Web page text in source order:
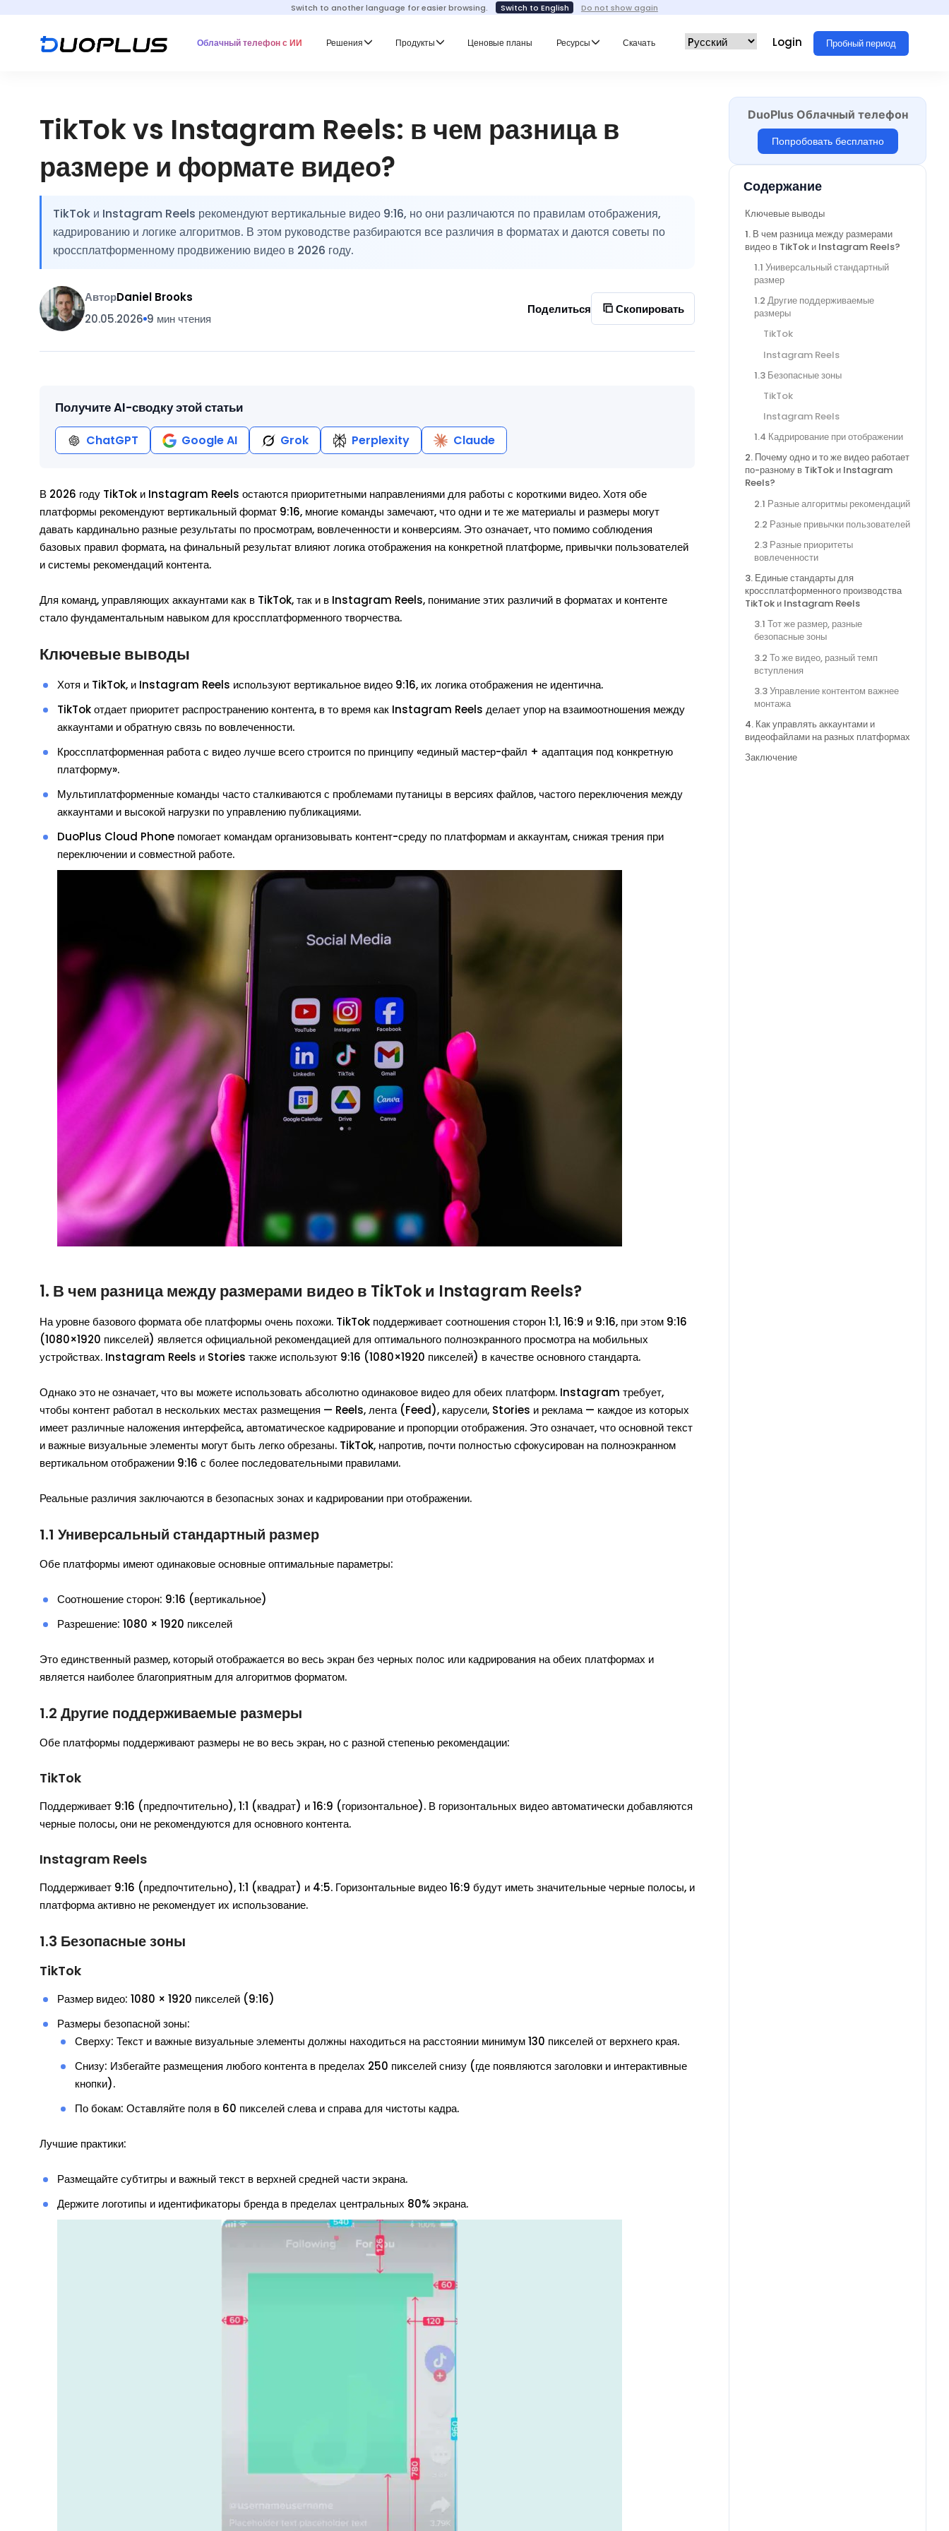
Switch to another language for easier browsing. Switch to English Do not show again
Облачный телефон с ИИ Решения Продукты Ценовые планы Ресурсы Скачать Login Пробный период
TikTok vs Instagram Reels: в чем разница в
размере и формате видео?
TikTok и Instagram Reels рекомендуют вертикальные видео 9:16, но они различаются по правилам отображения,
кадрированию и логике алгоритмов. В этом руководстве разбираются все различия в форматах и даются советы по
кроссплатформенному продвижению видео в 2026 году.
АвторDaniel Brooks
20.05.2026 9 мин чтения
Поделиться Скопировать
Получите AI-сводку этой статьи
ChatGPT Google AI Grok Perplexity Claude
В 2026 году TikTok и Instagram Reels остаются приоритетными направлениями для работы с короткими видео. Хотя обе
платформы рекомендуют вертикальный формат 9:16, многие команды замечают, что одни и те же материалы и размеры могут
давать кардинально разные результаты по просмотрам, вовлеченности и конверсиям. Это означает, что помимо соблюдения
базовых правил формата, на финальный результат влияют логика отображения на конкретной платформе, привычки пользователей
и системы рекомендаций контента.
Для команд, управляющих аккаунтами как в TikTok, так и в Instagram Reels, понимание этих различий в форматах и контенте
стало фундаментальным навыком для кроссплатформенного творчества.
Ключевые выводы
Хотя и TikTok, и Instagram Reels используют вертикальное видео 9:16, их логика отображения не идентична.
TikTok отдает приоритет распространению контента, в то время как Instagram Reels делает упор на взаимоотношения между
аккаунтами и обратную связь по вовлеченности.
Кроссплатформенная работа с видео лучше всего строится по принципу «единый мастер-файл + адаптация под конкретную
платформу».
Мультиплатформенные команды часто сталкиваются с проблемами путаницы в версиях файлов, частого переключения между
аккаунтами и высокой нагрузки по управлению публикациями.
DuoPlus Cloud Phone помогает командам организовывать контент-среду по платформам и аккаунтам, снижая трения при
переключении и совместной работе.
1. В чем разница между размерами видео в TikTok и Instagram Reels?
На уровне базового формата обе платформы очень похожи. TikTok поддерживает соотношения сторон 1:1, 16:9 и 9:16, при этом 9:16
(1080×1920 пикселей) является официальной рекомендацией для оптимального полноэкранного просмотра на мобильных
устройствах. Instagram Reels и Stories также используют 9:16 (1080×1920 пикселей) в качестве основного стандарта.
Однако это не означает, что вы можете использовать абсолютно одинаковое видео для обеих платформ. Instagram требует,
чтобы контент работал в нескольких местах размещения — Reels, лента (Feed), карусели, Stories и реклама — каждое из которых
имеет различные наложения интерфейса, автоматическое кадрирование и пропорции отображения. Это означает, что основной текст
и важные визуальные элементы могут быть легко обрезаны. TikTok, напротив, почти полностью сфокусирован на полноэкранном
вертикальном отображении 9:16 с более последовательными правилами.
Реальные различия заключаются в безопасных зонах и кадрировании при отображении.
1.1 Универсальный стандартный размер
Обе платформы имеют одинаковые основные оптимальные параметры:
Соотношение сторон: 9:16 (вертикальное)
Разрешение: 1080 × 1920 пикселей
Это единственный размер, который отображается во весь экран без черных полос или кадрирования на обеих платформах и
является наиболее благоприятным для алгоритмов форматом.
1.2 Другие поддерживаемые размеры
Обе платформы поддерживают размеры не во весь экран, но с разной степенью рекомендации:
TikTok
Поддерживает 9:16 (предпочтительно), 1:1 (квадрат) и 16:9 (горизонтальное). В горизонтальных видео автоматически добавляются
черные полосы, они не рекомендуются для основного контента.
Instagram Reels
Поддерживает 9:16 (предпочтительно), 1:1 (квадрат) и 4:5. Горизонтальные видео 16:9 будут иметь значительные черные полосы, и
платформа активно не рекомендует их использование.
1.3 Безопасные зоны
TikTok
Размер видео: 1080 × 1920 пикселей (9:16)
Размеры безопасной зоны:
Сверху: Текст и важные визуальные элементы должны находиться на расстоянии минимум 130 пикселей от верхнего края.
Снизу: Избегайте размещения любого контента в пределах 250 пикселей снизу (где появляются заголовки и интерактивные
кнопки).
По бокам: Оставляйте поля в 60 пикселей слева и справа для чистоты кадра.
Лучшие практики:
Размещайте субтитры и важный текст в верхней средней части экрана.
Держите логотипы и идентификаторы бренда в пределах центральных 80% экрана.
DuoPlus Облачный телефон
Попробовать бесплатно
Содержание
Ключевые выводы
1. В чем разница между размерами
видео в TikTok и Instagram Reels?
1.1 Универсальный стандартный
размер
1.2 Другие поддерживаемые
размеры
TikTok
Instagram Reels
1.3 Безопасные зоны
TikTok
Instagram Reels
1.4 Кадрирование при отображении
2. Почему одно и то же видео работает
по-разному в TikTok и Instagram
Reels?
2.1 Разные алгоритмы рекомендаций
2.2 Разные привычки пользователей
2.3 Разные приоритеты
вовлеченности
3. Единые стандарты для
кроссплатформенного производства
TikTok и Instagram Reels
3.1 Тот же размер, разные
безопасные зоны
3.2 То же видео, разный темп
вступления
3.3 Управление контентом важнее
монтажа
4. Как управлять аккаунтами и
видеофайлами на разных платформах
Заключение